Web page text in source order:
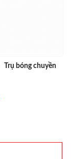
Trụ bóng chuyền